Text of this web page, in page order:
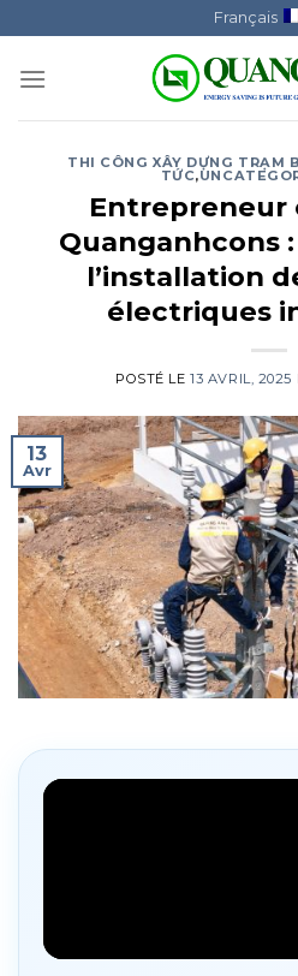
to
content
Français
THI CÔNG XÂY DỰNG TRẠM
TỨC,
Entrepreneur
Quanganhcons
l’installation
électriques
POSTÉ LE13 AVRIL, 2025
13
Avr